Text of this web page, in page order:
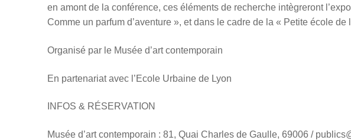
en amont de la conférence, ces éléments de recherche intègreront
Comme un parfum d’aventure », et dans le cadre de la « Petite école de
Organisé par le Musée d’art contemporain
En partenariat avec l’Ecole Urbaine de Lyon
INFOS & RÉSERVATION
Musée d’art contemporain : 81, Quai Charles de Gaulle, 69006 /